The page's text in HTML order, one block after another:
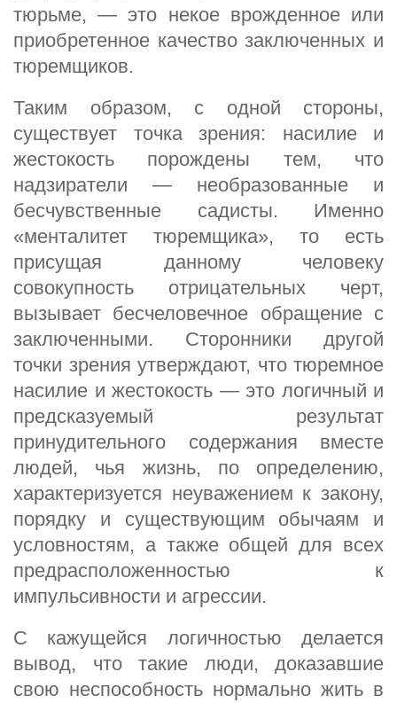
тюрьме, — это некое врожденное или
приобретенное качество заключенных и
тюремщиков.
Таким образом, с одной стороны,
существует точка зрения: насилие и
жестокость порождены тем, что
надзиратели — необразованные и
бесчувственные садисты. Именно
«менталитет тюремщика», то есть
присущая данному человеку
совокупность отрицательных черт,
вызывает бесчеловечное обращение с
заключенными. Сторонники другой
точки зрения утверждают, что тюремное
насилие и жестокость — это логичный и
предсказуемый результат
принудительного содержания вместе
людей, чья жизнь, по определению,
характеризуется неуважением к закону,
порядку и существующим обычаям и
условностям, а также общей для всех
предрасположенностью к
импульсивности и агрессии.
С кажущейся логичностью делается
вывод, что такие люди, доказавшие
свою неспособность нормально жить в